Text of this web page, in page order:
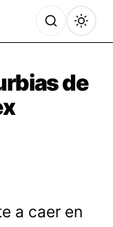
de
a caer en